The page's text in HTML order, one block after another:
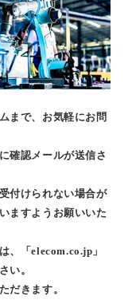
まで、お気軽にお問
確認メールが送信さ
付けられない場合が
ますようお願いいた
、「elecom.co.jp」
い。
だきます。